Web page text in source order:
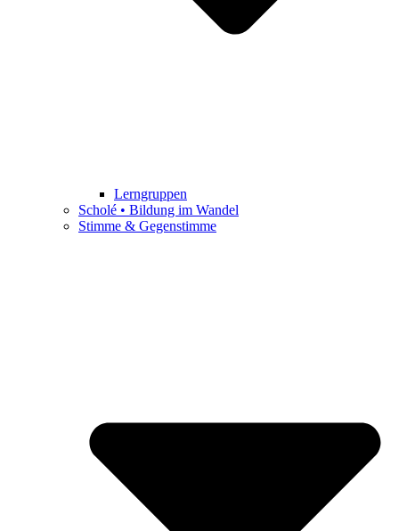
Lerngruppen
Scholé • Bildung im Wandel
Stimme & Gegenstimme